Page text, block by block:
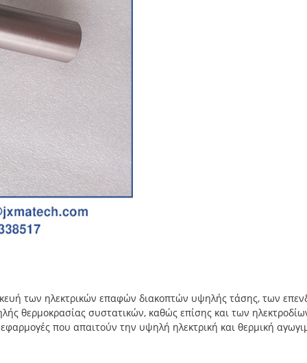
των ηλεκτρικών επαφών διακοπτών υψηλής τάσης, των
θερμοκρασίας συστατικών, καθώς επίσης και των
που απαιτούν την υψηλή ηλεκτρική και θερμική